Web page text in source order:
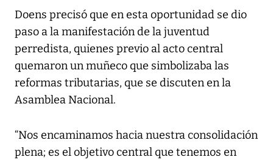
Doens precisó que en esta oportunidad se dio
paso a la manifestación de la juventud
perredista, quienes previo al acto central
quemaron un muñeco que simbolizaba las
reformas tributarias, que se discuten en la
Asamblea Nacional.
“Nos encaminamos hacia nuestra consolidación
plena; es el objetivo central que tenemos en